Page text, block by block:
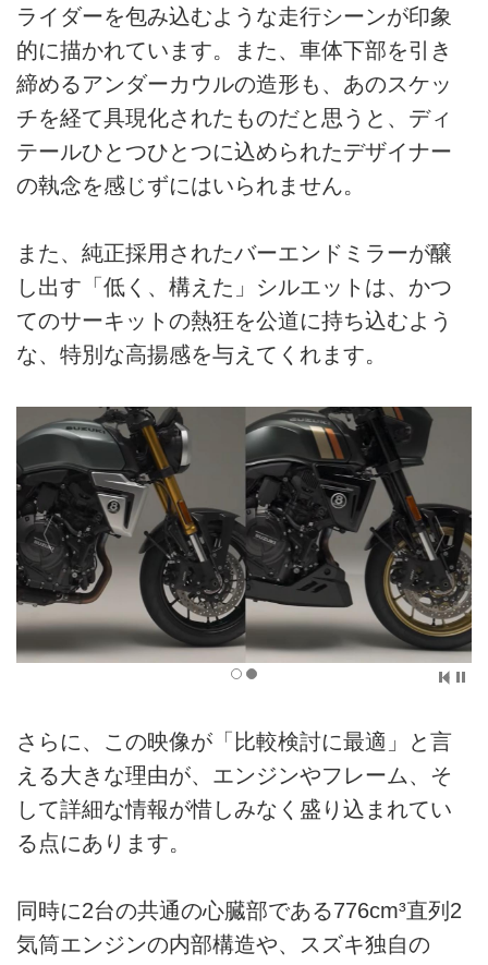
ライダーを包み込むような走行シーンが印象
的に描かれています。また、車体下部を引き
締めるアンダーカウルの造形も、あのスケッ
チを経て具現化されたものだと思うと、ディ
テールひとつひとつに込められたデザイナー
の執念を感じずにはいられません。
また、純正採用されたバーエンドミラーが醸
し出す「低く、構えた」シルエットは、かつ
てのサーキットの熱狂を公道に持ち込むよう
な、特別な高揚感を与えてくれます。
さらに、この映像が「比較検討に最適」と言
える大きな理由が、エンジンやフレーム、そ
して詳細な情報が惜しみなく盛り込まれてい
る点にあります。
同時に2台の共通の心臓部である776cm³直列2
気筒エンジンの内部構造や、スズキ独自の